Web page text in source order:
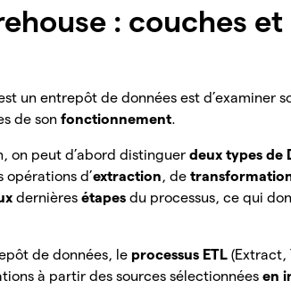
: couches et
un entrepôt de données est d’examiner
de sonfonctionnement.
on peut d’abord distinguerdeux types de
opérations d’extraction, de
dernièresétapesdu processus, ce qui
de données, le processus ETL(Extract,
à partir des sources sélectionnéesen